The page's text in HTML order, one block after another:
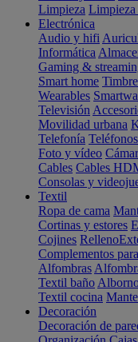
Limpieza Limpieza
Electrónica
Audio y hifi
Informática
Gaming &
Smart home
Wearables
Televisión
Movilidad urbana
Telefonía
Foto y vídeo
Cables Cables
Consolas y
Textil
Ropa de cama
Cortinas y estores
Cojines Relleno
Complementos
Alfombras
Textil baño
Textil cocina
Decoración
Decoración de